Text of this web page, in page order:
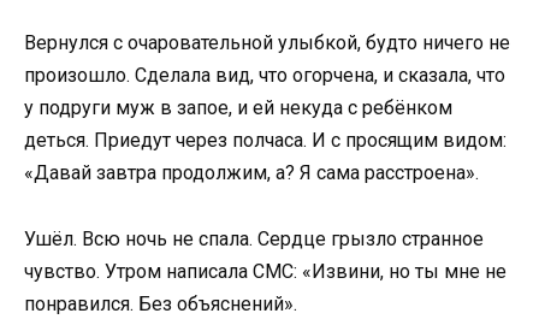
Вернулся с очаровательной улыбкой, будто ничего не
произошло. Сделала вид, что огорчена, и сказала, что
у подруги муж в запое, и ей некуда с ребёнком
деться. Приедут через полчаса. И с просящим видом:
«Давай завтра продолжим, а? Я сама расстроена».
Ушёл. Всю ночь не спала. Сердце грызло странное
чувство. Утром написала СМС: «Извини, но ты мне не
понравился. Без объяснений».